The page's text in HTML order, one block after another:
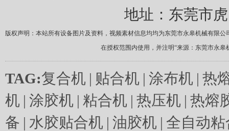
地址：东莞市
版权声明：本站所有设备图片及资料，视频素材信息均均为东莞市永皋机械有限
在授权范围内使用，并注明“来源：东莞市永
TAG:复合机 | 贴合机 | 涂布机 | 热
机 | 涂胶机 | 粘合机 | 热压机 | 热熔
备 | 水胶贴合机 | 油胶机 | 全自动粘